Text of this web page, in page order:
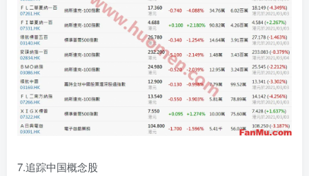
7.追踪中国概念股